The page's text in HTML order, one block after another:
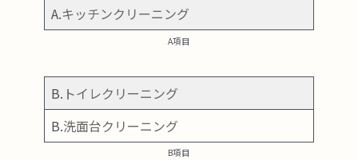
A.キッチンクリーニング
A項目
B. トイレクリーニング
B.洗面台クリーニング
B項目